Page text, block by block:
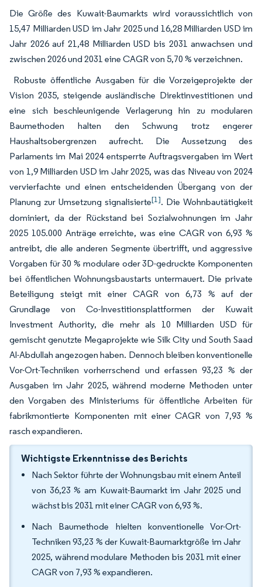
Die Größe des Kuwait-Baumarkts wird voraussichtlich von
15,47 Milliarden USD im Jahr 2025 und 16,28 Milliarden USD im
Jahr 2026 auf 21,48 Milliarden USD bis 2031 anwachsen und
zwischen 2026 und 2031 eine CAGR von 5,70 % verzeichnen.
Robuste öffentliche Ausgaben für die Vorzeigeprojekte der
Vision 2035, steigende ausländische Direktinvestitionen und
eine sich beschleunigende Verlagerung hin zu modularen
Baumethoden halten den Schwung trotz engerer
Haushaltsobergrenzen aufrecht. Die Aussetzung des
Parlaments im Mai 2024 entsperrte Auftragsvergaben im Wert
von 1,9 Milliarden USD im Jahr 2025, was das Niveau von 2024
vervierfachte und einen entscheidenden Übergang von der
Planung zur Umsetzung signalisierte[1]. Die Wohnbautätigkeit
dominiert, da der Rückstand bei Sozialwohnungen im Jahr
2025 105.000 Anträge erreichte, was eine CAGR von 6,93 %
antreibt, die alle anderen Segmente übertrifft, und aggressive
Vorgaben für 30 % modulare oder 3D-gedruckte Komponenten
bei öffentlichen Wohnungsbaustarts untermauert. Die private
Beteiligung steigt mit einer CAGR von 6,73 % auf der
Grundlage von Co-Investitionsplattformen der Kuwait
Investment Authority, die mehr als 10 Milliarden USD für
gemischt genutzte Megaprojekte wie Silk City und South Saad
Al-Abdullah angezogen haben. Dennoch bleiben konventionelle
Vor-Ort-Techniken vorherrschend und erfassen 93,23 % der
Ausgaben im Jahr 2025, während moderne Methoden unter
den Vorgaben des Ministeriums für öffentliche Arbeiten für
fabrikmontierte Komponenten mit einer CAGR von 7,93 %
rasch expandieren.
Wichtigste Erkenntnisse des Berichts
Nach Sektor führte der Wohnungsbau mit einem Anteil
von 36,23 % am Kuwait-Baumarkt im Jahr 2025 und
wächst bis 2031 mit einer CAGR von 6,93 %.
Nach Baumethode hielten konventionelle Vor-Ort-
Techniken 93,23 % der Kuwait-Baumarktgröße im Jahr
2025, während modulare Methoden bis 2031 mit einer
CAGR von 7,93 % expandieren.